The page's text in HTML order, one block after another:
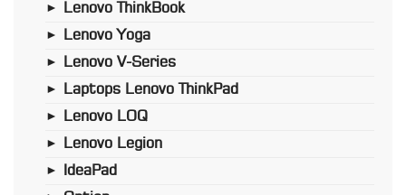
► Lenovo ThinkBook
► Lenovo Yoga
► Lenovo V-Series
► Laptops Lenovo ThinkPad
► Lenovo LOQ
► Lenovo Legion
► IdeaPad